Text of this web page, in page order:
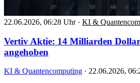
22.06.2026, 06:28 Uhr · KI &
Vertiv Aktie: 14 Milliarden
angehoben
KI & Quantencomputing · 22.06.2026,